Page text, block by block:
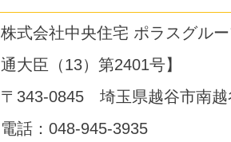
株式会社中央住宅 ポラスグル
通大臣（13）第2401号】
〒343-0845 埼玉県越谷市南越
電話：048-945-3935